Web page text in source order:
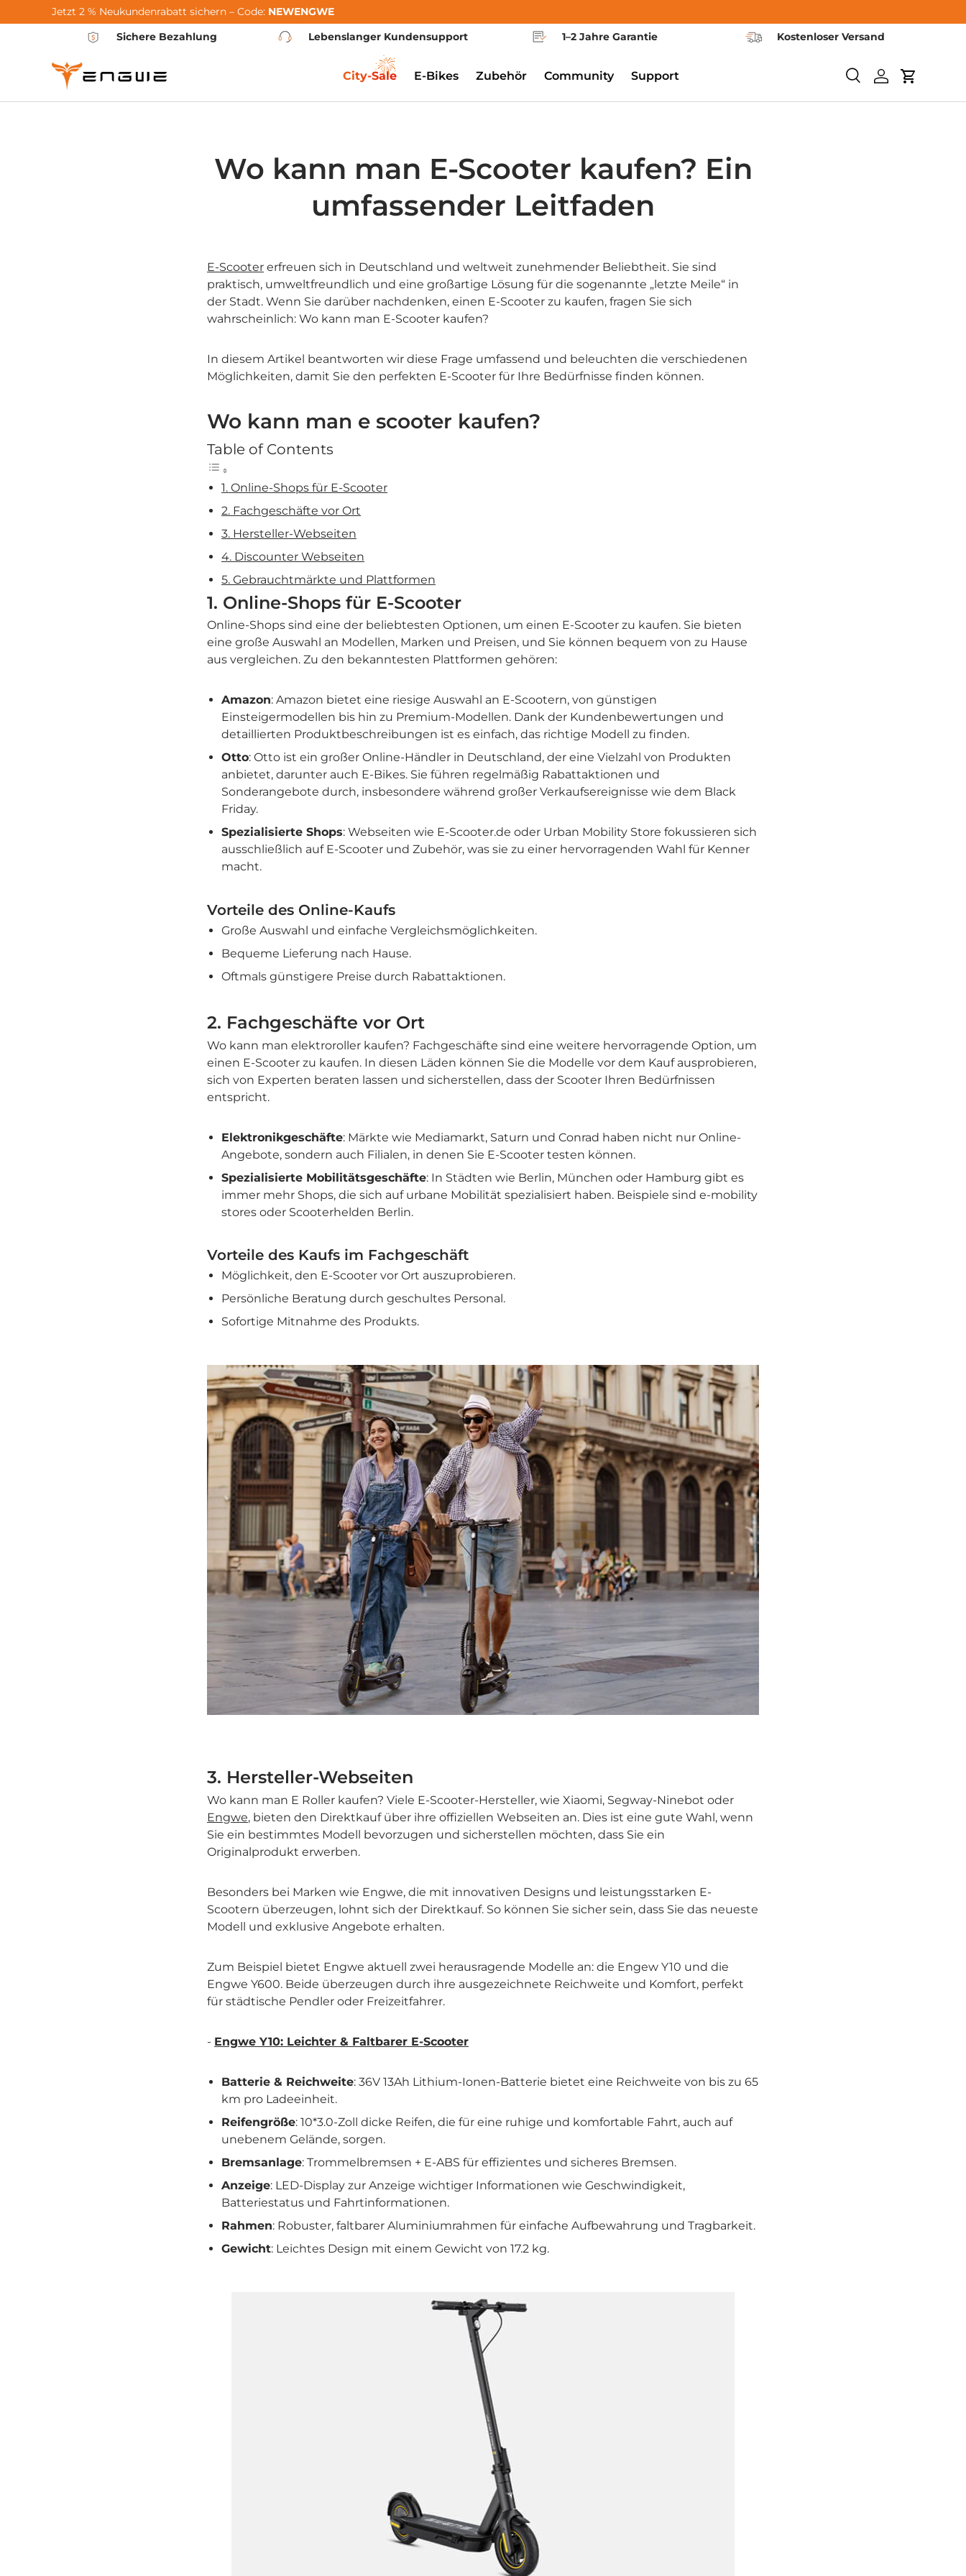
Skip to content
Jetzt 2 % Neukundenrabatt sichern – Code: NEWENGWE
Sichere Bezahlung
Lebenslanger Kundensupport 1–2 Jahre Garantie Kostenloser Versand
SearchLog inCart
City-Sale E-Bikes Zubehör Community Support
Wo kann man E-Scooter kaufen? Ein
umfassender Leitfaden
E-Scooter erfreuen sich in Deutschland und weltweit zunehmender Beliebtheit. Sie sind
praktisch, umweltfreundlich und eine großartige Lösung für die sogenannte „letzte Meile“ in
der Stadt. Wenn Sie darüber nachdenken, einen E-Scooter zu kaufen, fragen Sie sich
wahrscheinlich: Wo kann man E-Scooter kaufen?
In diesem Artikel beantworten wir diese Frage umfassend und beleuchten die verschiedenen
Möglichkeiten, damit Sie den perfekten E-Scooter für Ihre Bedürfnisse finden können.
Wo kann man e scooter kaufen?
Table of Contents
1. Online-Shops für E-Scooter
2. Fachgeschäfte vor Ort
3. Hersteller-Webseiten
4. Discounter Webseiten
5. Gebrauchtmärkte und Plattformen
1. Online-Shops für E-Scooter
Online-Shops sind eine der beliebtesten Optionen, um einen E-Scooter zu kaufen. Sie bieten
eine große Auswahl an Modellen, Marken und Preisen, und Sie können bequem von zu Hause
aus vergleichen. Zu den bekanntesten Plattformen gehören:
Amazon: Amazon bietet eine riesige Auswahl an E-Scootern, von günstigen
Einsteigermodellen bis hin zu Premium-Modellen. Dank der Kundenbewertungen und
detaillierten Produktbeschreibungen ist es einfach, das richtige Modell zu finden.
Otto: Otto ist ein großer Online-Händler in Deutschland, der eine Vielzahl von Produkten
anbietet, darunter auch E-Bikes. Sie führen regelmäßig Rabattaktionen und
Sonderangebote durch, insbesondere während großer Verkaufsereignisse wie dem Black
Friday.
Spezialisierte Shops: Webseiten wie E-Scooter.de oder Urban Mobility Store fokussieren sich
ausschließlich auf E-Scooter und Zubehör, was sie zu einer hervorragenden Wahl für Kenner
macht.
Vorteile des Online-Kaufs
Große Auswahl und einfache Vergleichsmöglichkeiten.
Bequeme Lieferung nach Hause.
Oftmals günstigere Preise durch Rabattaktionen.
2. Fachgeschäfte vor Ort
Wo kann man elektroroller kaufen? Fachgeschäfte sind eine weitere hervorragende Option, um
einen E-Scooter zu kaufen. In diesen Läden können Sie die Modelle vor dem Kauf ausprobieren,
sich von Experten beraten lassen und sicherstellen, dass der Scooter Ihren Bedürfnissen
entspricht.
Elektronikgeschäfte: Märkte wie Mediamarkt, Saturn und Conrad haben nicht nur Online-
Angebote, sondern auch Filialen, in denen Sie E-Scooter testen können.
Spezialisierte Mobilitätsgeschäfte: In Städten wie Berlin, München oder Hamburg gibt es
immer mehr Shops, die sich auf urbane Mobilität spezialisiert haben. Beispiele sind e-mobility
stores oder Scooterhelden Berlin.
Vorteile des Kaufs im Fachgeschäft
Möglichkeit, den E-Scooter vor Ort auszuprobieren.
Persönliche Beratung durch geschultes Personal.
Sofortige Mitnahme des Produkts.
3. Hersteller-Webseiten
Wo kann man E Roller kaufen? Viele E-Scooter-Hersteller, wie Xiaomi, Segway-Ninebot oder
Engwe, bieten den Direktkauf über ihre offiziellen Webseiten an. Dies ist eine gute Wahl, wenn
Sie ein bestimmtes Modell bevorzugen und sicherstellen möchten, dass Sie ein
Originalprodukt erwerben.
Besonders bei Marken wie Engwe, die mit innovativen Designs und leistungsstarken E-
Scootern überzeugen, lohnt sich der Direktkauf. So können Sie sicher sein, dass Sie das neueste
Modell und exklusive Angebote erhalten.
Zum Beispiel bietet Engwe aktuell zwei herausragende Modelle an: die Engew Y10 und die
Engwe Y600. Beide überzeugen durch ihre ausgezeichnete Reichweite und Komfort, perfekt
für städtische Pendler oder Freizeitfahrer.
- Engwe Y10: Leichter & Faltbarer E-Scooter
Batterie & Reichweite: 36V 13Ah Lithium-Ionen-Batterie bietet eine Reichweite von bis zu 65
km pro Ladeeinheit.
Reifengröße: 10*3.0-Zoll dicke Reifen, die für eine ruhige und komfortable Fahrt, auch auf
unebenem Gelände, sorgen.
Bremsanlage: Trommelbremsen + E-ABS für effizientes und sicheres Bremsen.
Anzeige: LED-Display zur Anzeige wichtiger Informationen wie Geschwindigkeit,
Batteriestatus und Fahrtinformationen.
Rahmen: Robuster, faltbarer Aluminiumrahmen für einfache Aufbewahrung und Tragbarkeit.
Gewicht: Leichtes Design mit einem Gewicht von 17.2 kg.